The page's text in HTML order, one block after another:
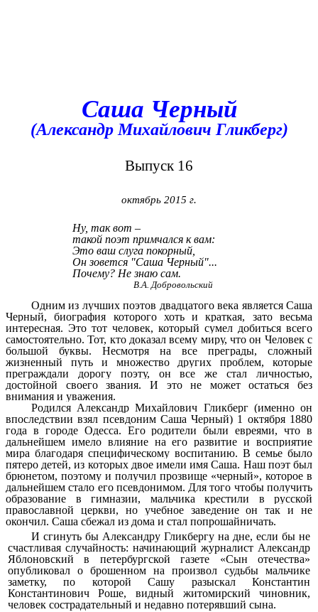
Саша Черный
(Александр Михайлович Гликберг)
Выпуск 16
октябрь 2015 г.
Ну, так вот –
такой поэт примчался к вам:
Это ваш слуга покорный,
Он зовется "Саша Черный"...
Почему? Не знаю сам.
В.А. Добровольский
Одним из лучших поэтов двадцатого века является Саша
Черный, биография которого хоть и краткая, зато весьма
интересная. Это тот человек, который сумел добиться всего
самостоятельно. Тот, кто доказал всему миру, что он Человек с
большой буквы. Несмотря на все преграды, сложный
жизненный путь и множество других проблем, которые
преграждали дорогу поэту, он все же стал личностью,
достойной своего звания. И это не может остаться без
внимания и уважения.
Родился Александр Михайлович Гликберг (именно он
впоследствии взял псевдоним Саша Черный) 1 октября 1880
года в городе Одесса. Его родители были евреями, что в
дальнейшем имело влияние на его развитие и восприятие
мира благодаря специфическому воспитанию. В семье было
пятеро детей, из которых двое имели имя Саша. Наш поэт был
брюнетом, поэтому и получил прозвище «черный», которое в
дальнейшем стало его псевдонимом. Для того чтобы получить
образование в гимназии, мальчика крестили в русской
православной церкви, но учебное заведение он так и не
окончил. Саша сбежал из дома и стал попрошайничать.
И сгинуть бы Александру Гликбергу на дне, если бы не
счастливая случайность: начинающий журналист Александр
Яблоновский в петербургской газете «Сын отечества»
опубликовал о брошенном на произвол судьбы мальчике
заметку, по которой Сашу разыскал Константин
Константинович Роше, видный житомирский чиновник,
человек сострадательный и недавно потерявший сына.